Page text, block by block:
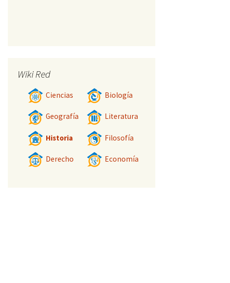
Wiki Red
Ciencias Biología
Geografía Literatura
Historia Filosofía
Derecho Economía